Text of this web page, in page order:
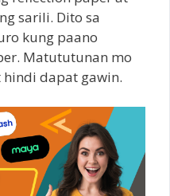
sarili. Dito sa
kung paano
Matututunan mo
dapat gawin.